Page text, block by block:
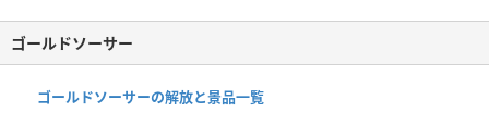
ゴールドソーサー
ゴールドソーサーの解放と景品一覧